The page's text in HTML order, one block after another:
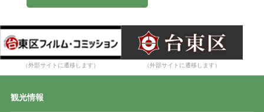
（外部サイトに遷移します） （外部サイトに遷移します）
観光情報